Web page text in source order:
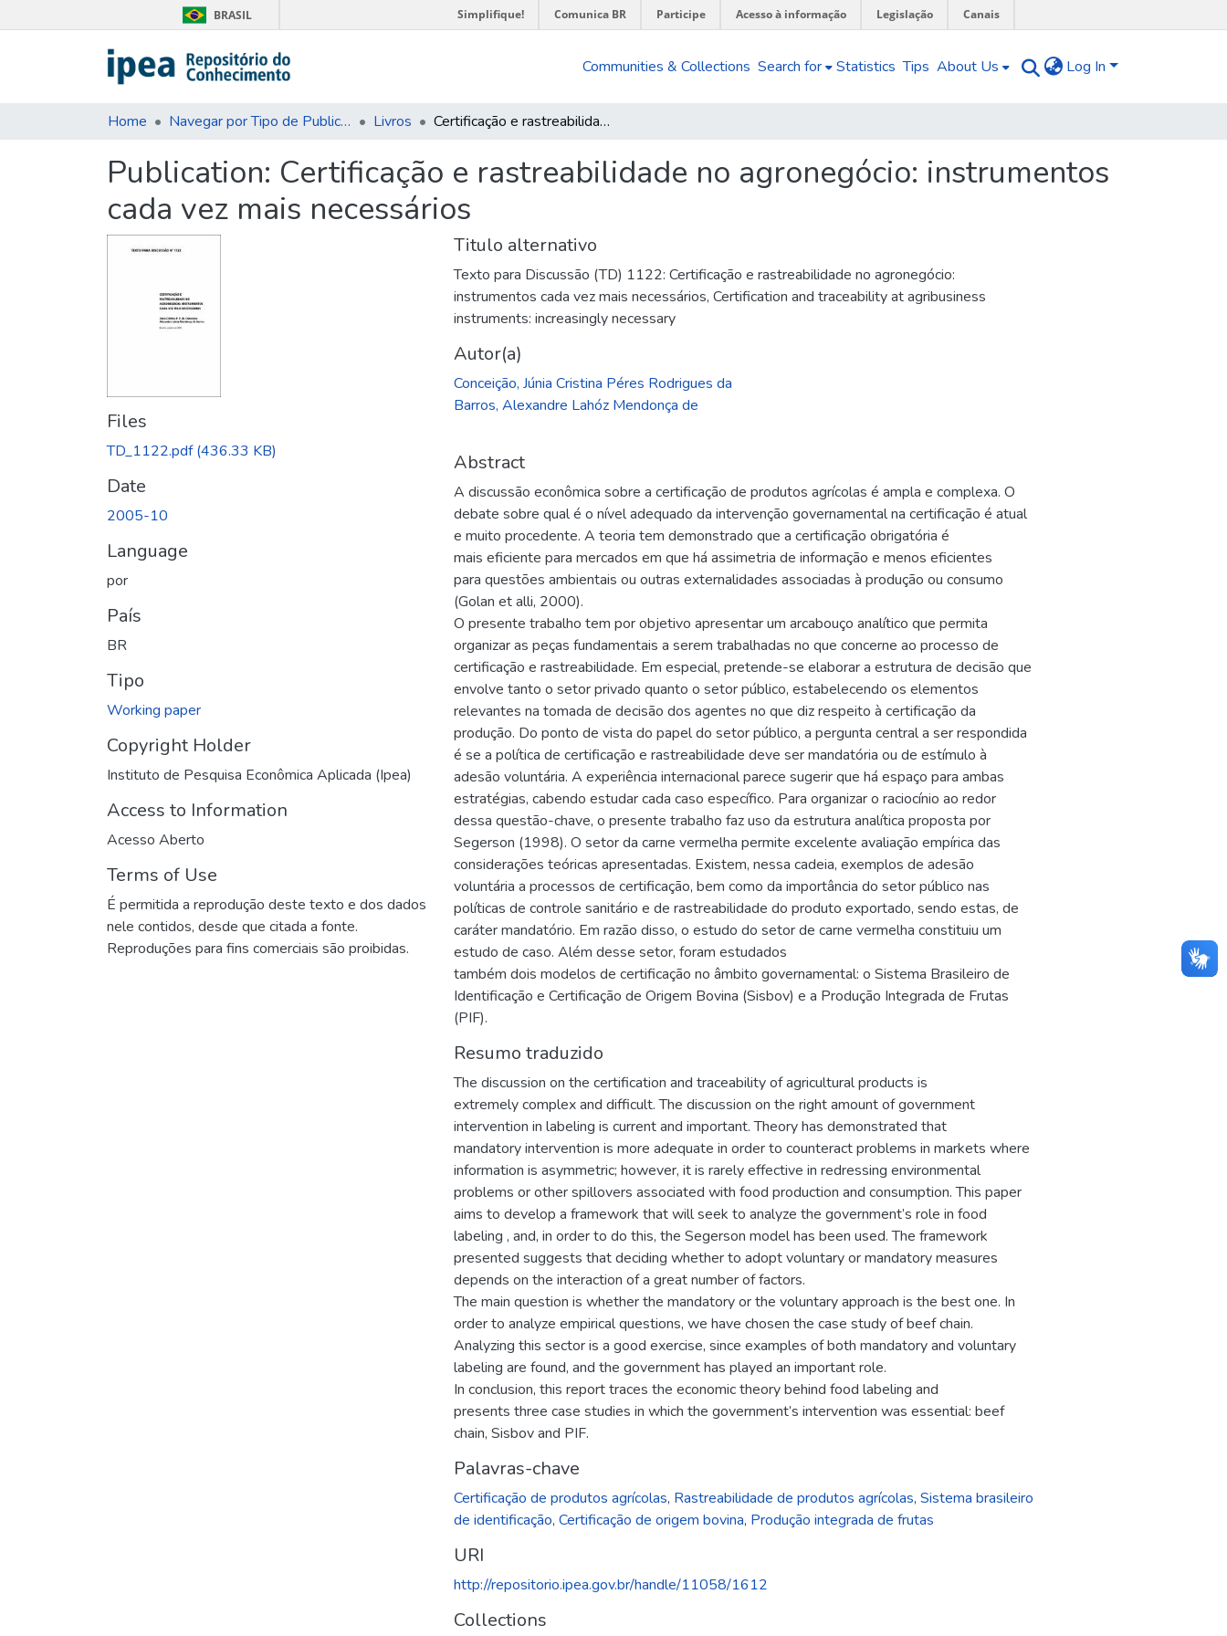
BRASIL Simplifique! Comunica BR Participe Acesso à informação Legislação Canais
Communities & Collections Search for Statistics Tips About Us Log In
Home Navegar por Tipo de Publicação Livros Certificação e rastreabilidade no agronegócio: instrumentos cada vez mais necessários
Publication: Certificação e rastreabilidade no agronegócio: instrumentos
cada vez mais necessários
Files
TD_1122.pdf(436.33 KB)
Date
2005-10
Language
por
País
BR
Tipo
Working paper
Copyright Holder
Instituto de Pesquisa Econômica Aplicada (Ipea)
Access to Information
Acesso Aberto
Terms of Use
É permitida a reprodução deste texto e dos dados
nele contidos, desde que citada a fonte.
Reproduções para fins comerciais são proibidas.
Titulo alternativo
Texto para Discussão (TD) 1122: Certificação e rastreabilidade no agronegócio:
instrumentos cada vez mais necessários, Certification and traceability at agribusiness
instruments: increasingly necessary
Autor(a)
Conceição, Júnia Cristina Péres Rodrigues da
Barros, Alexandre Lahóz Mendonça de
Abstract
A discussão econômica sobre a certificação de produtos agrícolas é ampla e complexa. O
debate sobre qual é o nível adequado da intervenção governamental na certificação é atual
e muito procedente. A teoria tem demonstrado que a certificação obrigatória é
mais eficiente para mercados em que há assimetria de informação e menos eficientes
para questões ambientais ou outras externalidades associadas à produção ou consumo
(Golan et alli, 2000).
O presente trabalho tem por objetivo apresentar um arcabouço analítico que permita
organizar as peças fundamentais a serem trabalhadas no que concerne ao processo de
certificação e rastreabilidade. Em especial, pretende-se elaborar a estrutura de decisão que
envolve tanto o setor privado quanto o setor público, estabelecendo os elementos
relevantes na tomada de decisão dos agentes no que diz respeito à certificação da
produção. Do ponto de vista do papel do setor público, a pergunta central a ser respondida
é se a política de certificação e rastreabilidade deve ser mandatória ou de estímulo à
adesão voluntária. A experiência internacional parece sugerir que há espaço para ambas
estratégias, cabendo estudar cada caso específico. Para organizar o raciocínio ao redor
dessa questão-chave, o presente trabalho faz uso da estrutura analítica proposta por
Segerson (1998). O setor da carne vermelha permite excelente avaliação empírica das
considerações teóricas apresentadas. Existem, nessa cadeia, exemplos de adesão
voluntária a processos de certificação, bem como da importância do setor público nas
políticas de controle sanitário e de rastreabilidade do produto exportado, sendo estas, de
caráter mandatório. Em razão disso, o estudo do setor de carne vermelha constituiu um
estudo de caso. Além desse setor, foram estudados
também dois modelos de certificação no âmbito governamental: o Sistema Brasileiro de
Identificação e Certificação de Origem Bovina (Sisbov) e a Produção Integrada de Frutas
(PIF).
Resumo traduzido
The discussion on the certification and traceability of agricultural products is
extremely complex and difficult. The discussion on the right amount of government
intervention in labeling is current and important. Theory has demonstrated that
mandatory intervention is more adequate in order to counteract problems in markets where
information is asymmetric; however, it is rarely effective in redressing environmental
problems or other spillovers associated with food production and consumption. This paper
aims to develop a framework that will seek to analyze the government’s role in food
labeling , and, in order to do this, the Segerson model has been used. The framework
presented suggests that deciding whether to adopt voluntary or mandatory measures
depends on the interaction of a great number of factors.
The main question is whether the mandatory or the voluntary approach is the best one. In
order to analyze empirical questions, we have chosen the case study of beef chain.
Analyzing this sector is a good exercise, since examples of both mandatory and voluntary
labeling are found, and the government has played an important role.
In conclusion, this report traces the economic theory behind food labeling and
presents three case studies in which the government’s intervention was essential: beef
chain, Sisbov and PIF.
Palavras-chave
Certificação de produtos agrícolas, Rastreabilidade de produtos agrícolas, Sistema brasileiro
de identificação, Certificação de origem bovina, Produção integrada de frutas
URI
http://repositorio.ipea.gov.br/handle/11058/1612
Collections